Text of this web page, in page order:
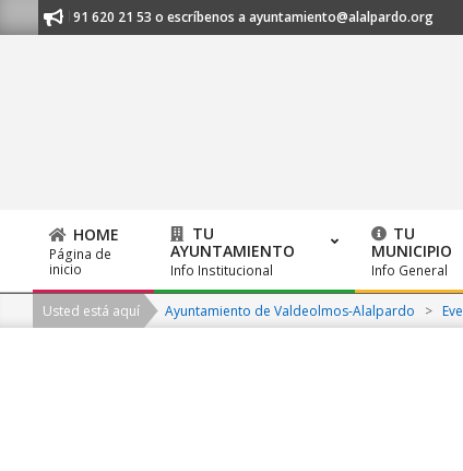
to
al 91 620 21 53 o escríbenos a ayuntamiento@alalpardo.org
Primary
Navigation
Menu
HOME
Página de
inicio
TU
AYUNTAMIENTO
Info Institucional
TU
MUNICIPIO
Info General
Usted está aquí Ayuntamiento de Valdeolmos-Alalpardo >